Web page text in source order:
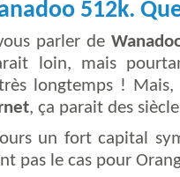
512k.
parler de
loin, mais
longtemps !
, ça parait des
un fort capital
pas le cas pour